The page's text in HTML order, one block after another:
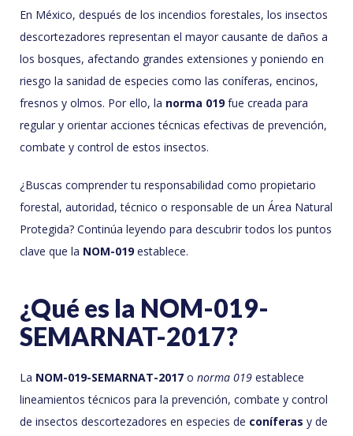
En México, después de los incendios forestales, los insectos
descortezadores representan el mayor causante de daños a
los bosques, afectando grandes extensiones y poniendo en
riesgo la sanidad de especies como las coníferas, encinos,
fresnos y olmos. Por ello, la norma 019fue creada para
regular y orientar acciones técnicas efectivas de prevención,
combate y control de estos insectos.
¿Buscas comprender tu responsabilidad como propietario
forestal, autoridad, técnico o responsable de un Área Natural
Protegida? Continúa leyendo para descubrir todos los puntos
clave que la NOM-019establece.
¿Qué es la NOM-019-
SEMARNAT-2017?
La NOM-019-SEMARNAT-2017 o norma 019 establece
lineamientos técnicos para la prevención, combate y control
de insectos descortezadores en especies de coníferas y de